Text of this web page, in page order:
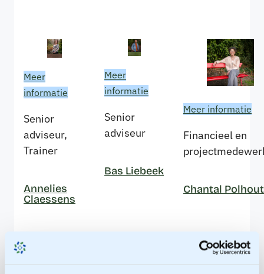
Meer
informatie
Senior
adviseur,
Trainer
Annelies
Claessens
Meer
informatie
Senior
adviseur
Bas Liebeek
Meer informatie
Financieel en
Chantal Polhout